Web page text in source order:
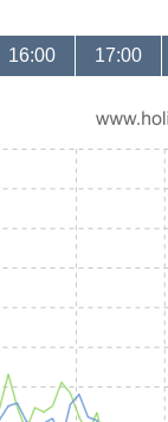
16:00 17:00